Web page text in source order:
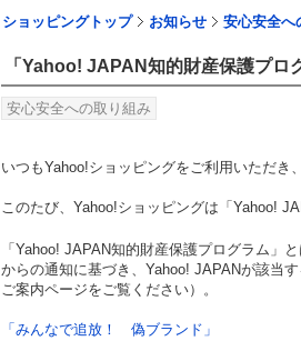
ショッピングトップ お知らせ 安心安全へ
「Yahoo! JAPAN知的財産保護プロ
安心安全への取り組み
いつもYahoo!ショッピングをご利用いただき
このたび、Yahoo!ショッピングは「Yahoo!
「Yahoo! JAPAN知的財産保護プログラム」
からの通知に基づき、Yahoo! JAPANが該当
ご案内ページをご覧ください）。
「みんなで追放！ 偽ブランド」